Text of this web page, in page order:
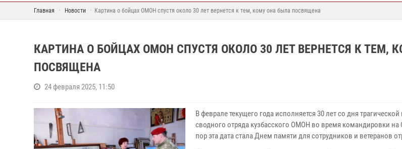
Главная Новости Картина о бойцах ОМОН спустя около 30 лет вернется к тем, кому она была посвящена
КАРТИНА О БОЙЦАХ ОМОН СПУСТЯ ОКОЛО 30 ЛЕТ ВЕРНЕТСЯ К ТЕМ,
ПОСВЯЩЕНА
24 февраля 2025, 11:50
В феврале текущего года исполняется 30 лет со дня
сводного отряда кузбасского ОМОН во время командировки на
пор эта дата стала Днем памяти для сотрудников и ветеранов